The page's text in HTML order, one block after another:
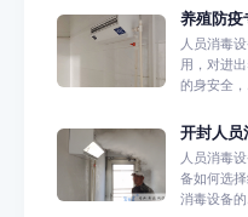
养殖防疫
人员消毒
用，对进
的身安全
开封人员
人员消毒
备如何选
消毒设备